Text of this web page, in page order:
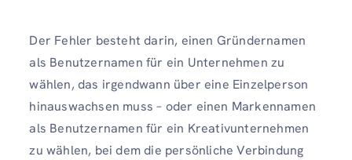
Der Fehler besteht darin, einen Gründernamen
als Benutzernamen für ein Unternehmen zu
wählen, das irgendwann über eine Einzelperson
hinauswachsen muss – oder einen Markennamen
als Benutzernamen für ein Kreativunternehmen
zu wählen, bei dem die persönliche Verbindung